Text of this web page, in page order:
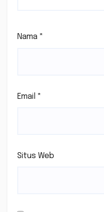
Nama *
Email *
Situs Web